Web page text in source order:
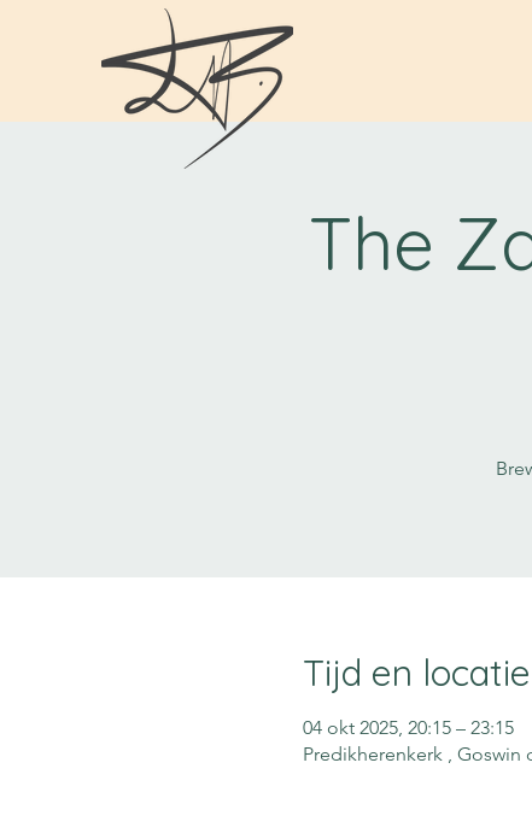
The
Tijd en locatie
04 okt 2025, 20:15 – 23:15
Predikherenkerk , Goswin